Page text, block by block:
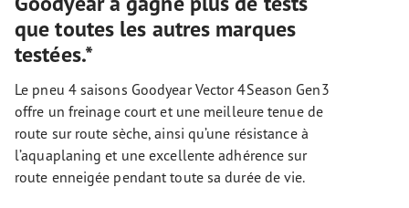
que toutes les autres marques
testées.*
Le pneu 4 saisons Goodyear Vector 4Season Gen3
offre un freinage court et une meilleure tenue de
route sur route sèche, ainsi qu’une résistance à
l’aquaplaning et une excellente adhérence sur
route enneigée pendant toute sa durée de vie.